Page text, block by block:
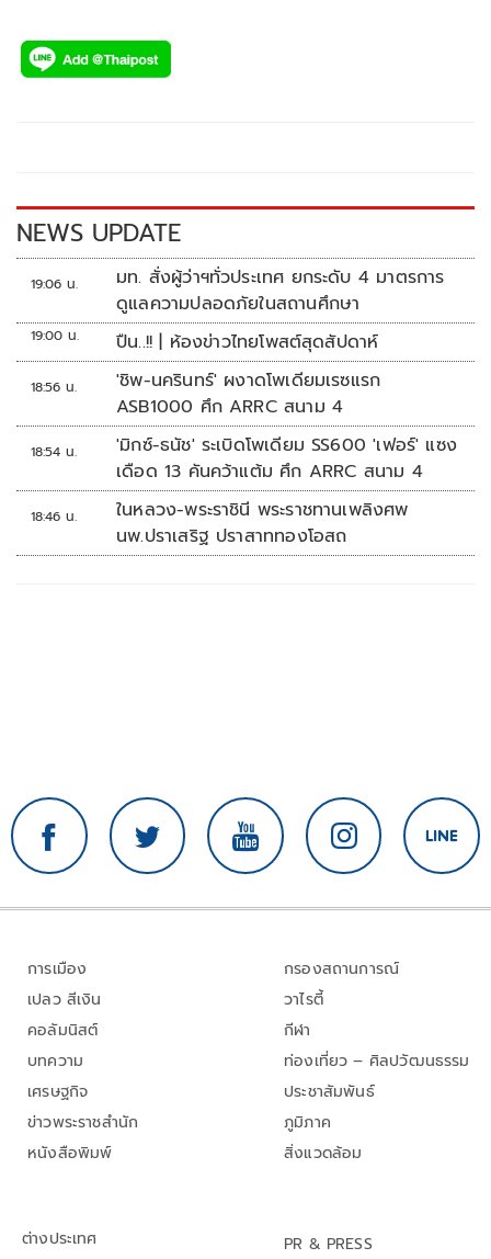
NEWS UPDATE
19:06 น.
มท. สั่งผู้ว่าฯทั่วประเทศ ยกระดับ 4 มาตรการ
ดูแลความปลอดภัยในสถานศึกษา
19:00 น. ปืน..!! | ห้องข่าวไทยโพสต์สุดสัปดาห์
18:56 น.
'ชิพ-นครินทร์' ผงาดโพเดียมเรซแรก
ASB1000 ศึก ARRC สนาม 4
18:54 น.
'มิกซ์-ธนัช' ระเบิดโพเดียม SS600 'เฟอร์' แซง
เดือด 13 คันคว้าแต้ม ศึก ARRC สนาม 4
18:46 น.
ในหลวง-พระราชินี พระราชทานเพลิงศพ
นพ.ปราเสริฐ ปราสาททองโอสถ
การเมือง
เปลว สีเงิน
คอลัมนิสต์
บทความ
เศรษฐกิจ
ข่าวพระราชสำนัก
หนังสือพิมพ์
กรองสถานการณ์
วาไรตี้
กีฬา
ท่องเที่ยว – ศิลปวัฒนธรรม
ประชาสัมพันธ์
ภูมิภาค
สิ่งแวดล้อม
ต่างประเทศ
PR & PRESS